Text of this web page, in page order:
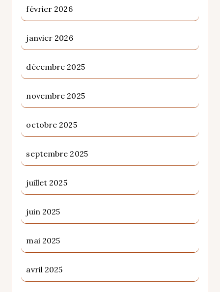
février 2026
janvier 2026
décembre 2025
novembre 2025
octobre 2025
septembre 2025
juillet 2025
juin 2025
mai 2025
avril 2025